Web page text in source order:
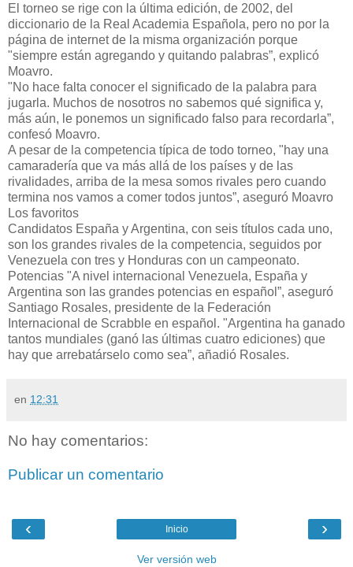
El torneo se rige con la última edición, de 2002, del
diccionario de la Real Academia Española, pero no por la
página de internet de la misma organización porque
"siempre están agregando y quitando palabras”, explicó
Moavro.
"No hace falta conocer el significado de la palabra para
jugarla. Muchos de nosotros no sabemos qué significa y,
más aún, le ponemos un significado falso para recordarla”,
confesó Moavro.
A pesar de la competencia típica de todo torneo, "hay una
camaradería que va más allá de los países y de las
rivalidades, arriba de la mesa somos rivales pero cuando
termina nos vamos a comer todos juntos”, aseguró Moavro
Los favoritos
Candidatos España y Argentina, con seis títulos cada uno,
son los grandes rivales de la competencia, seguidos por
Venezuela con tres y Honduras con un campeonato.
Potencias "A nivel internacional Venezuela, España y
Argentina son las grandes potencias en español”, aseguró
Santiago Rosales, presidente de la Federación
Internacional de Scrabble en español. "Argentina ha ganado
tantos mundiales (ganó las últimas cuatro ediciones) que
hay que arrebatárselo como sea”, añadió Rosales.
en 12:31
No hay comentarios:
Publicar un comentario
‹ ›
Inicio
Ver versión web